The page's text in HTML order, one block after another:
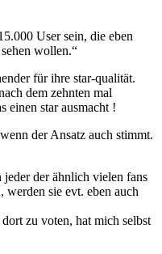
User sein, die eben
wollen.“
für ihre star-qualität.
dem zehnten mal
einen star ausmacht !
der Ansatz auch stimmt.
jeder der ähnlich vielen fans
werden sie evt. eben auch
zu voten, hat mich selbst